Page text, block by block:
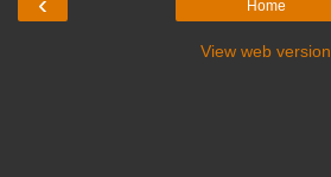
Home
View web version